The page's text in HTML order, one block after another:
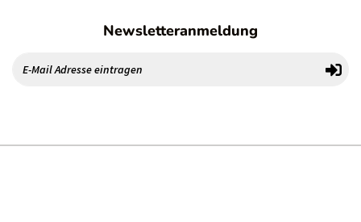
Newsletteranmeldung